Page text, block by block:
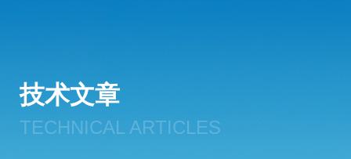
技术文章
TECHNICAL ARTICLES